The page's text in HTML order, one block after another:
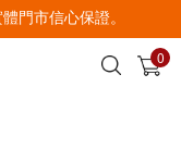
門市信心保證。
0
查看